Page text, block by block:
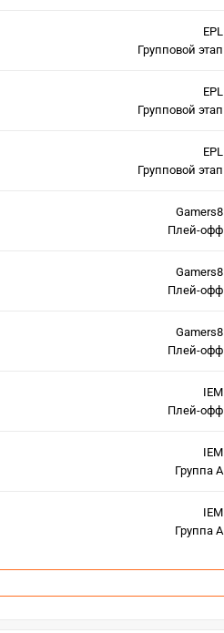
EPL
Групповой этап
EPL
Групповой этап
EPL
Групповой этап
Gamers8
Плей-офф
Gamers8
Плей-офф
Gamers8
Плей-офф
IEM
Плей-офф
IEM
Группа A
IEM
Группа A